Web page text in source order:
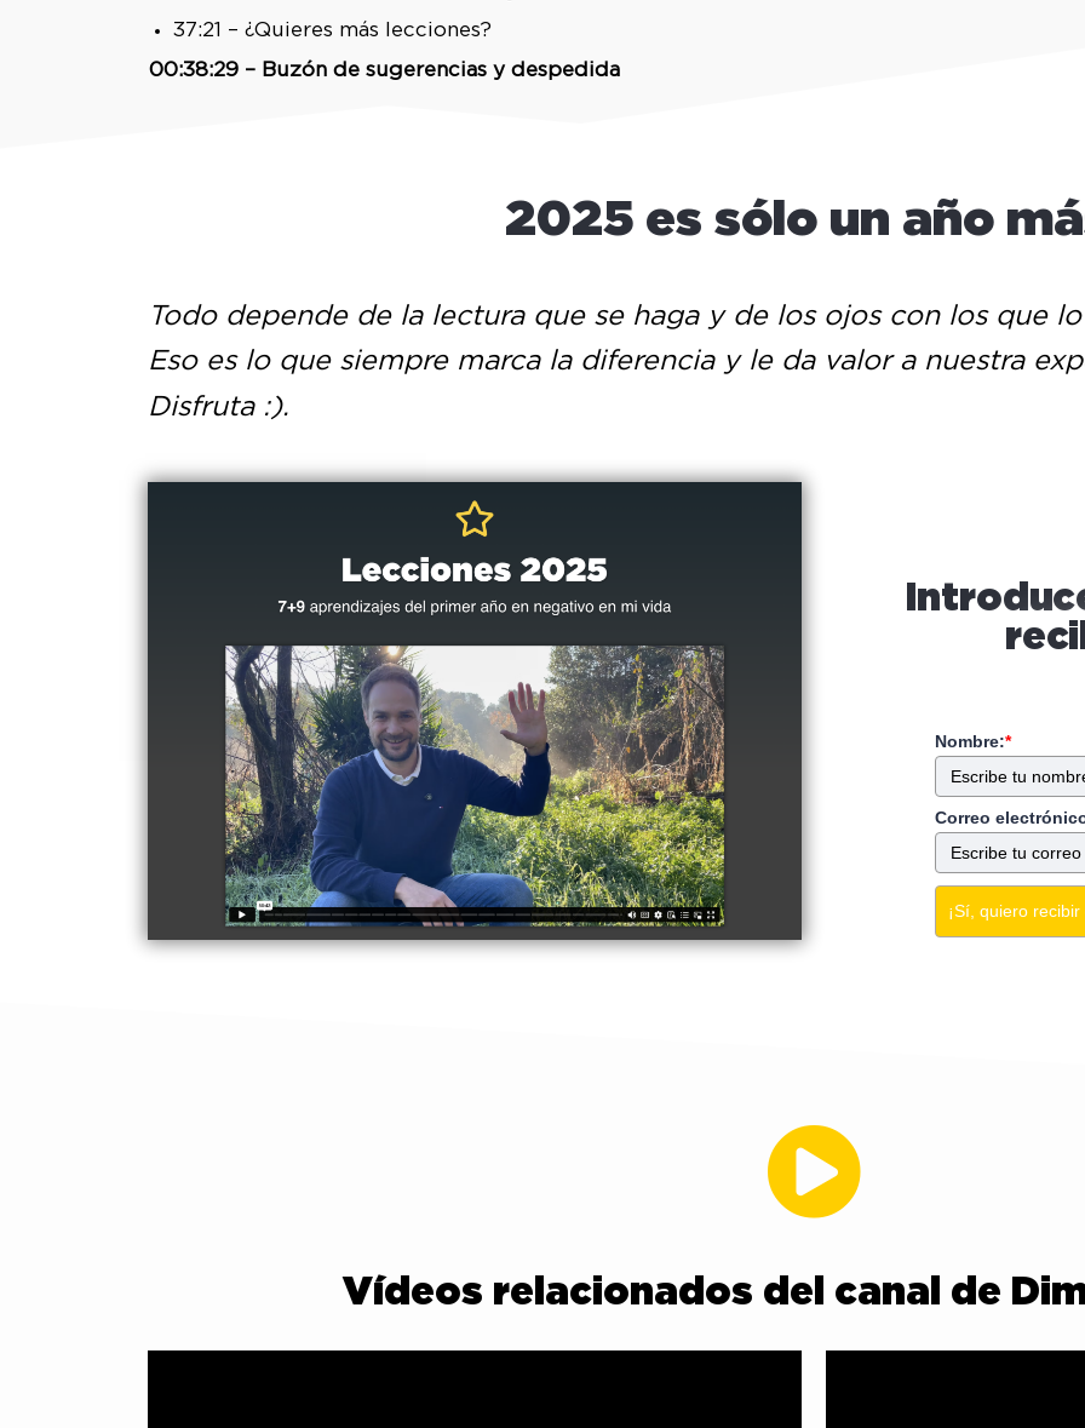
37:21 – ¿Quieres más lecciones?
00:38:29 – Buzón de sugerencias y despedida
2025 es sólo un año
Todo depende de la lectura que se haga y de los ojos con los que lo
Eso es lo que siempre marca la diferencia y le da valor a nuestra
Disfruta :).
Nombre:*
Correo
¡Sí, quiero
Vídeos relacionados del canal de